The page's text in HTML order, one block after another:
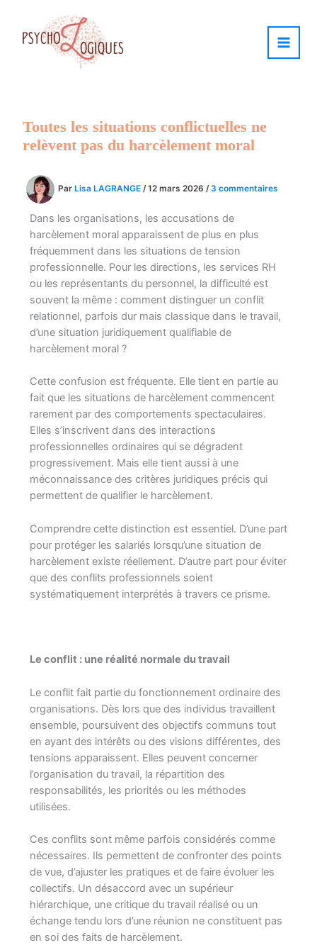
contenu
Toutes les situations conflictuelles ne
relèvent pas du harcèlement moral
Par Lisa LAGRANGE /12 mars 2026 /3 commentaires
Dans les organisations, les accusations de
harcèlement moral apparaissent de plus en plus
fréquemment dans les situations de tension
professionnelle. Pour les directions, les services RH
ou les représentants du personnel, la difficulté est
souvent la même : comment distinguer un conflit
relationnel, parfois dur mais classique dans le travail,
d’une situation juridiquement qualifiable de
harcèlement moral ?
Cette confusion est fréquente. Elle tient en partie au
fait que les situations de harcèlement commencent
rarement par des comportements spectaculaires.
Elles s’inscrivent dans des interactions
professionnelles ordinaires qui se dégradent
progressivement. Mais elle tient aussi à une
méconnaissance des critères juridiques précis qui
permettent de qualifier le harcèlement.
Comprendre cette distinction est essentiel. D’une part
pour protéger les salariés lorsqu’une situation de
harcèlement existe réellement. D’autre part pour éviter
que des conflits professionnels soient
systématiquement interprétés à travers ce prisme.
Le conflit : une réalité normale du travail
Le conflit fait partie du fonctionnement ordinaire des
organisations. Dès lors que des individus travaillent
ensemble, poursuivent des objectifs communs tout
en ayant des intérêts ou des visions différentes, des
tensions apparaissent. Elles peuvent concerner
l’organisation du travail, la répartition des
responsabilités, les priorités ou les méthodes
utilisées.
Ces conflits sont même parfois considérés comme
nécessaires. Ils permettent de confronter des points
de vue, d’ajuster les pratiques et de faire évoluer les
collectifs. Un désaccord avec un supérieur
hiérarchique, une critique du travail réalisé ou un
échange tendu lors d’une réunion ne constituent pas
en soi des faits de harcèlement.